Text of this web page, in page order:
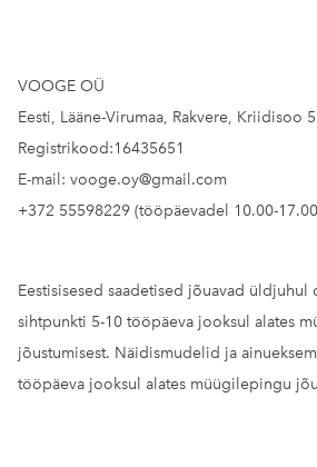
VOOGE OÜ
Eesti, Lääne-Virumaa, Rakvere, Kriidisoo 5
Registrikood:16435651
E-mail: vooge.oy@gmail.com
+372 55598229 (tööpäevadel 10.00-
Eestisisesed saadetised jõuavad üldjuhul
sihtpunkti 5-10 tööpäeva jooksul alates
jõustumisest. Näidismudelid ja
tööpäeva jooksul alates müügilepingu